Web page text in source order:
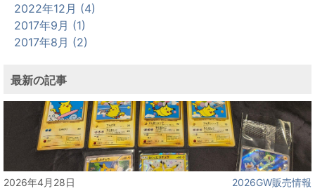
2022年12月 (4)
2017年9月 (1)
2017年8月 (2)
最新の記事
2026年4月28日 2026GW販売情報